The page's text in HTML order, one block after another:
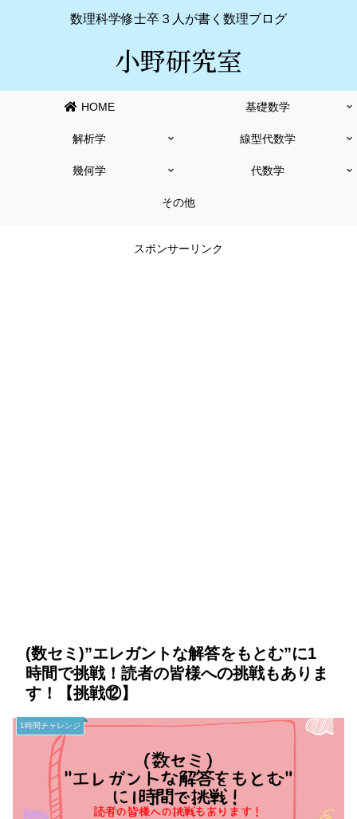
数理科学修士卒３人が書く数理ブログ
小野研究室
HOME 基礎数学
解析学 線型代数学
幾何学 代数学
その他
スポンサーリンク
(数セミ)”エレガントな解答をもとむ”に1
時間で挑戦！読者の皆様への挑戦もありま
す！【挑戦⑫】
1時間チャレンジ